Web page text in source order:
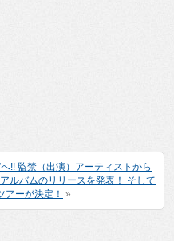
!! 監禁（出演）アーティストから
ルバムのリリースを発表！ そして
アーが決定！ »